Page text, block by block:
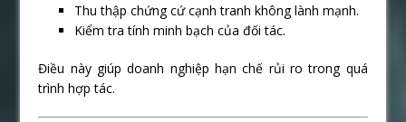
Thu thập chứng cứ cạnh tranh không lành mạnh.
Kiểm tra tính minh bạch của đối tác.
Điều này giúp doanh nghiệp hạn chế rủi ro trong quá
trình hợp tác.